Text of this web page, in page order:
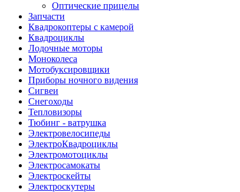
Оптические прицелы
Запчасти
Квадрокоптеры с камерой
Квадроциклы
Лодочные моторы
Моноколеса
Мотобуксировщики
Приборы ночного видения
Сигвеи
Снегоходы
Тепловизоры
Тюбинг - ватрушка
Электровелосипеды
ЭлектроКвадроциклы
Электромотоциклы
Электросамокаты
Электроскейты
Электроскутеры